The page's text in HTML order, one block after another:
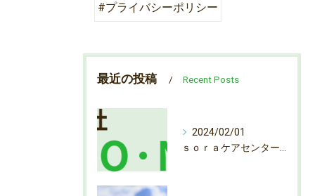
#プライバシーポリシー
最近の投稿 Recent Posts
2024/02/01